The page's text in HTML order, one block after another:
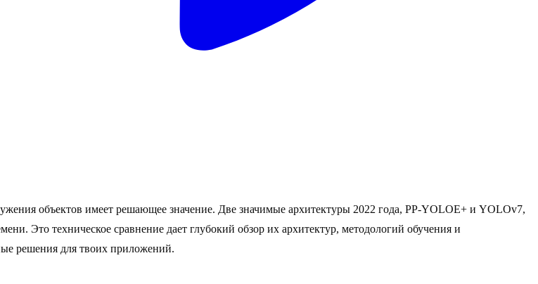
объектов имеет решающее значение. Две значимые архитектуры 2022 года, PP-YOLOE+ и YOLOv7,
Это техническое сравнение дает глубокий обзор их архитектур, методологий обучения и
решения для твоих приложений.